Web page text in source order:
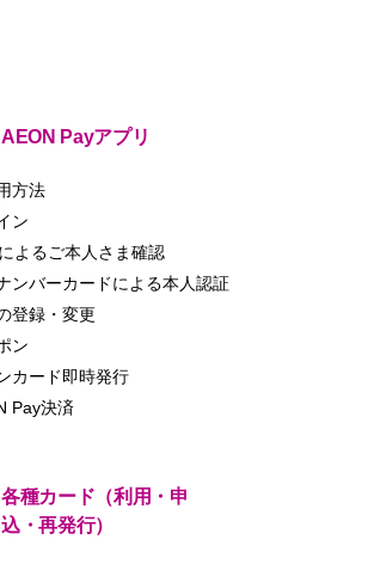
AEON Payアプリ
方法
ン
よるご本人さま確認
ンバーカードによる本人認証
登録・変更
ン
カード即時発行
Pay決済
各種カード（利用・申
込・再発行）